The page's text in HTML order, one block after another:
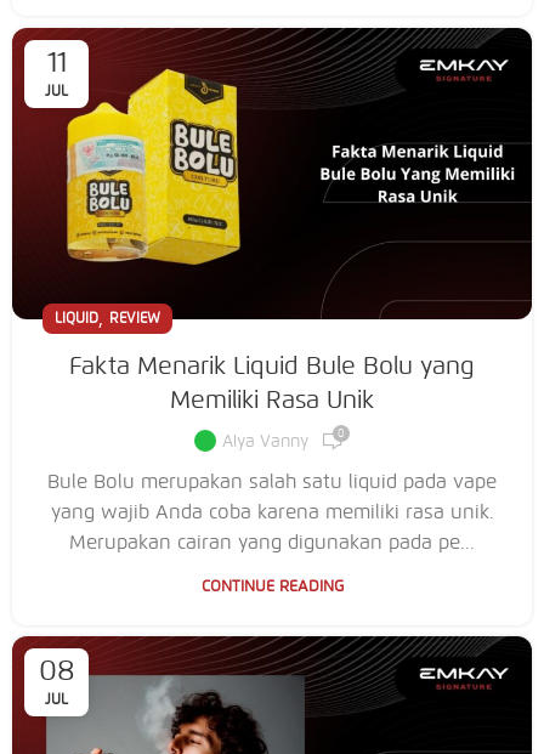
11
JUL
LIQUID, REVIEW
Fakta Menarik Liquid Bule Bolu yang
Memiliki Rasa Unik
Alya Vanny 0
Bule Bolu merupakan salah satu liquid pada vape
yang wajib Anda coba karena memiliki rasa unik.
Merupakan cairan yang digunakan pada pe...
CONTINUE READING
08
JUL